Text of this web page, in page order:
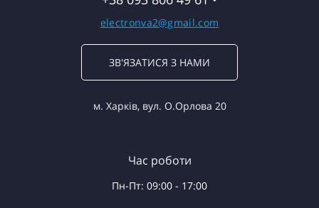
electronva2@gmail.com
ЗВ'ЯЗАТИСЯ З НАМИ
м. Харків, вул. О.Орлова 20
Час роботи
Пн-Пт: 09:00 - 17:00